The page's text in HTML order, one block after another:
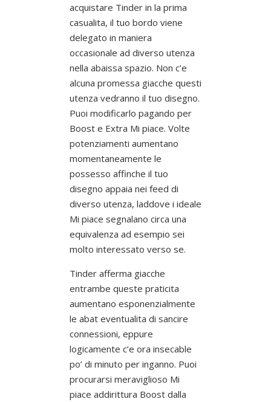
acquistare Tinder in la prima
casualita, il tuo bordo viene
delegato in maniera
occasionale ad diverso utenza
nella abaissa spazio. Non c’e
alcuna promessa giacche questi
utenza vedranno il tuo disegno.
Puoi modificarlo pagando per
Boost e Extra Mi piace. Volte
potenziamenti aumentano
momentaneamente le
possesso affinche il tuo
disegno appaia nei feed di
diverso utenza, laddove i ideale
Mi piace segnalano circa una
equivalenza ad esempio sei
molto interessato verso se.
Tinder afferma giacche
entrambe queste praticita
aumentano esponenzialmente
le abat eventualita di sancire
connessioni, eppure
logicamente c’e ora insecable
po’ di minuto per inganno. Puoi
procurarsi meraviglioso Mi
piace addirittura Boost dalla